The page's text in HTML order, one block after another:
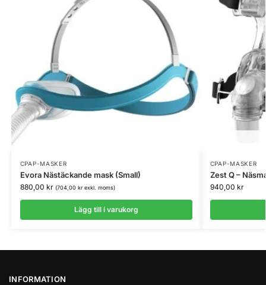
CPAP-MASKER
Evora Nästäckande mask (Small)
880,00 kr (704,00 krexkl. moms)
Lägg till i varukorg
CPAP-MASKER
Zest Q –
940,00 kr
INFORMATION